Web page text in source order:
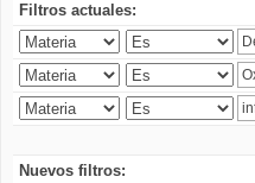
Filtros actuales:
Nuevos filtros: